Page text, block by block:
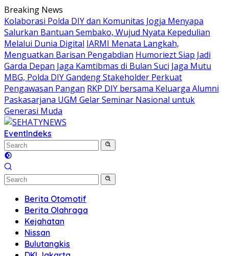
Skip
to
content
Breaking News
Kolaborasi Polda DIY dan Komunitas Jogja Menyapa
Salurkan Bantuan Sembako, Wujud Nyata Kepedulian
Melalui Dunia Digital IARMI Menata Langkah,
Menguatkan Barisan Pengabdian Humoriezt Siap Jadi
Garda Depan Jaga Kamtibmas di Bulan Suci Jaga Mutu
MBG, Polda DIY Gandeng Stakeholder Perkuat
Pengawasan Pangan RKP DIY bersama Keluarga Alumni
Paskasarjana UGM Gelar Seminar Nasional untuk
Generasi Muda
EventIndeks
Berita Otomotif
Berita Olahraga
Kejahatan
Nissan
Bulutangkis